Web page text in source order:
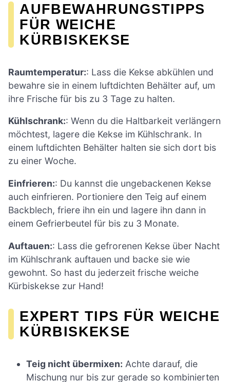
AUFBEWAHRUNGSTIPPS
FÜR WEICHE
KÜRBISKEKSE
Raumtemperatur:: Lass die Kekse abkühlen und
bewahre sie in einem luftdichten Behälter auf, um
ihre Frische für bis zu 3 Tage zu halten.
Kühlschrank:: Wenn du die Haltbarkeit verlängern
möchtest, lagere die Kekse im Kühlschrank. In
einem luftdichten Behälter halten sie sich dort bis
zu einer Woche.
Einfrieren:: Du kannst die ungebackenen Kekse
auch einfrieren. Portioniere den Teig auf einem
Backblech, friere ihn ein und lagere ihn dann in
einem Gefrierbeutel für bis zu 3 Monate.
Auftauen:: Lass die gefrorenen Kekse über Nacht
im Kühlschrank auftauen und backe sie wie
gewohnt. So hast du jederzeit frische weiche
Kürbiskekse zur Hand!
EXPERT TIPS FÜR WEICHE
KÜRBISKEKSE
Teig nicht übermixen: Achte darauf, die
Mischung nur bis zur gerade so kombinierten